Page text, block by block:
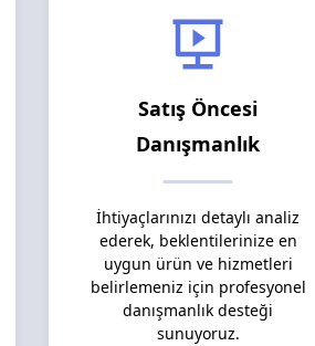
Satış Öncesi
Danışmanlık
İhtiyaçlarınızı detaylı analiz
ederek, beklentilerinize en
uygun ürün ve hizmetleri
belirlemeniz için profesyonel
danışmanlık desteği
sunuyoruz.